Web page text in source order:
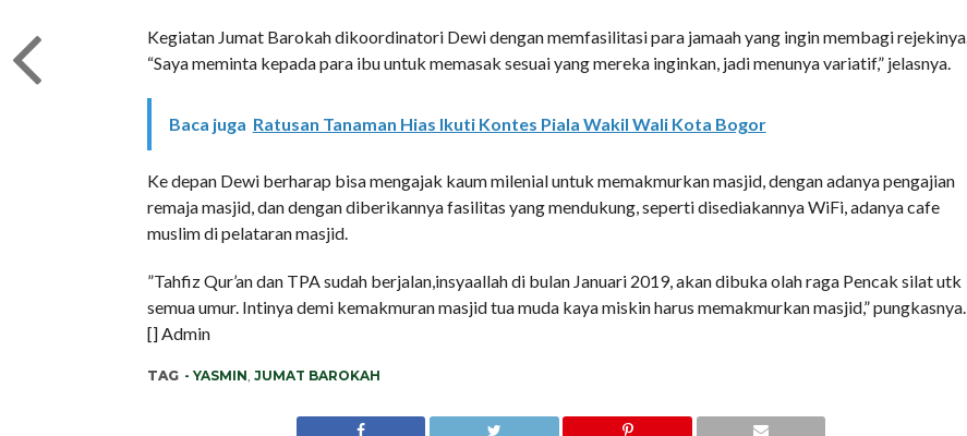
Kegiatan Jumat Barokah dikoordinatori Dewi dengan memfasilitasi para jamaah yang ingin membagi rejekinya.
“Saya meminta kepada para ibu untuk memasak sesuai yang mereka inginkan, jadi menunya variatif,” jelasnya.
Baca juga Ratusan Tanaman Hias Ikuti Kontes Piala Wakil Wali Kota Bogor
Ke depan Dewi berharap bisa mengajak kaum milenial untuk memakmurkan masjid, dengan adanya pengajian
remaja masjid, dan dengan diberikannya fasilitas yang mendukung, seperti disediakannya WiFi, adanya cafe
muslim di pelataran masjid.
”Tahfiz Qur’an dan TPA sudah berjalan,insyaallah di bulan Januari 2019, akan dibuka olah raga Pencak silat utk
semua umur. Intinya demi kemakmuran masjid tua muda kaya miskin harus memakmurkan masjid,” pungkasnya.
[] Admin
TAG - YASMIN JUMAT BAROKAH